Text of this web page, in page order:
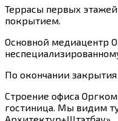
Террасы первых
покрытием.
Основной медиацентр
По окончании
Строение офиса
гостиница. Мы видим